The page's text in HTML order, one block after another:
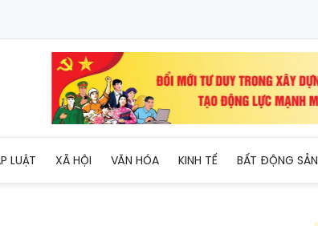
LUẬT XÃ HỘI VĂN HÓA KINH TẾ BẤT ĐỘNG SẢN